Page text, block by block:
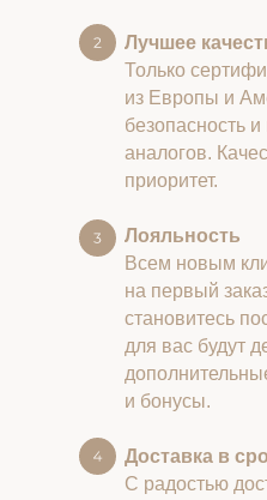
Лучшее
Только
из Европы и
безопасность и
аналогов.
приоритет.
Лояльность
Всем новым
на первый
становитесь
для вас будут
и бонусы.
Доставка в
С радостью